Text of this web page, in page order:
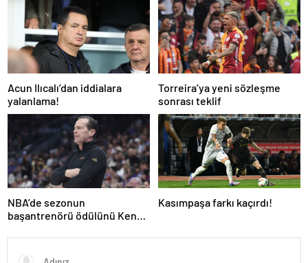
Acun Ilıcalı’dan iddialara
yalanlama!
Torreira’ya yeni sözleşme
sonrası teklif
NBA’de sezonun
başantrenörü ödülünü Kenny
Kasımpaşa farkı kaçırdı!